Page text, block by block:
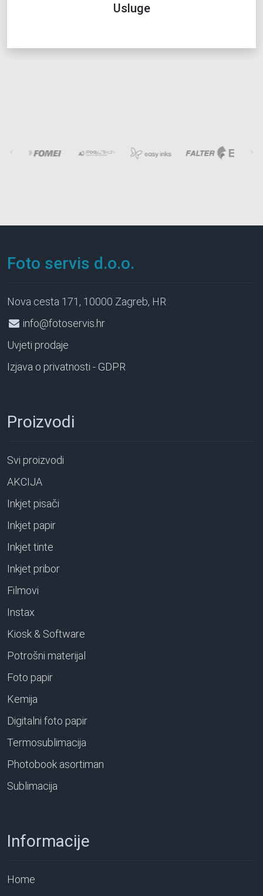
Usluge
Foto servis d.o.o.
Nova cesta 171, 10000 Zagreb, HR
info@fotoservis.hr
Uvjeti prodaje
Izjava o privatnosti - GDPR
Proizvodi
Svi proizvodi
AKCIJA
Inkjet pisači
Inkjet papir
Inkjet tinte
Inkjet pribor
Filmovi
Instax
Kiosk & Software
Potrošni materijal
Foto papir
Kemija
Digitalni foto papir
Termosublimacija
Photobook asortiman
Sublimacija
Informacije
Home